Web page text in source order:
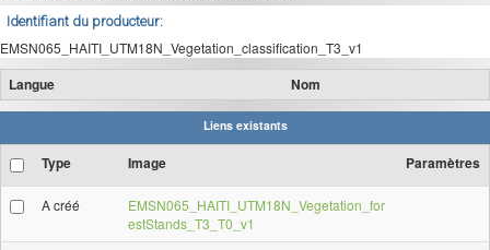
Identifiant du producteur:
EMSN065_HAITI_UTM18N_Vegetation_classification_T3_v1
Langue Nom
Liens existants
Type Image Paramètres
A créé
EMSN065_HAITI_UTM18N_Vegetation_for
estStands_T3_T0_v1